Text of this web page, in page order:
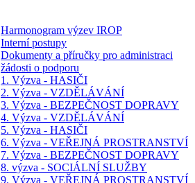
Harmonogram výzev IROP
Interní postupy
Dokumenty a příručky pro administraci
žádosti o podporu
1. Výzva - HASIČI
2. Výzva - VZDĚLÁVÁNÍ
3. Výzva - BEZPEČNOST DOPRAVY
4. Výzva - VZDĚLÁVÁNÍ
5. Výzva - HASIČI
6. Výzva - VEŘEJNÁ PROSTRANSTVÍ
7. Výzva - BEZPEČNOST DOPRAVY
8. výzva - SOCIÁLNÍ SLUŽBY
9. Výzva - VEŘEJNÁ PROSTRANSTVÍ